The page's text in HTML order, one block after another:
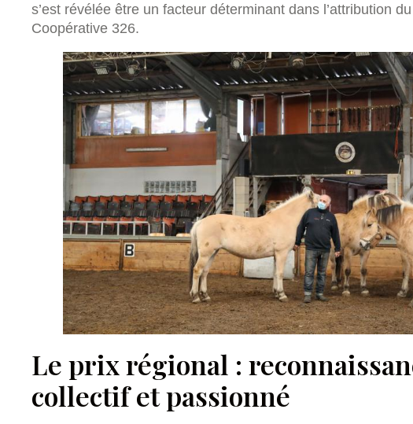
s’est révélée être un facteur déterminant dans l’attribution
Coopérative 326.
Le prix régional :
collectif et passionné